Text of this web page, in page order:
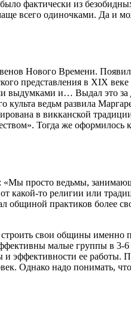
фактически из безобидных
всего одиночками. Да и
Нового Времени.
представления в XIX
выдумками и… Выдал это
культа ведьм развила
в викканской
Тогда же оформилось
«Мы просто ведьмы,
какой-то религии или
общиной практиков более
свои общины именно
малые группы в 3-
эффективности ее работы.
Однако надо понимать,